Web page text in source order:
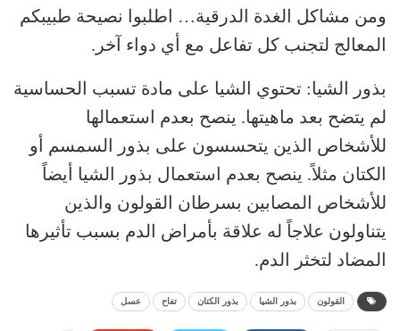
ومن مشاكل الغدة الدرقية… اطلبوا نصيحة طبيبكم
المعالج لتجنب كل تفاعل مع أي دواء آخر.
بذور الشيا: تحتوي الشيا على مادة تسبب الحساسية
لم يتضح بعد ماهيتها. ينصح بعدم استعمالها
للأشخاص الذين يتحسسون على بذور السمسم أو
الكتان مثلاً. ينصح بعدم استعمال بذور الشيا أيضاً
للأشخاص المصابين بسرطان القولون والذين
يتناولون علاجاً له علاقة بأمراض الدم بسبب تأثيرها
المضاد لتخثر الدم.
القولون بذور الشيا بذور الكتان تفاح عسل